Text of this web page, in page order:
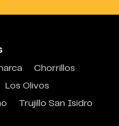
Chorrillos
Los Olivos
Trujillo San Isidro